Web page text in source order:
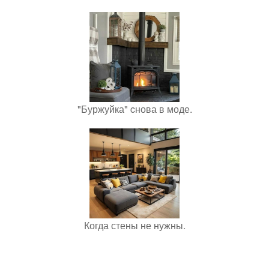
"Буржуйка" cнова в моде.
Когда стены не нужны.